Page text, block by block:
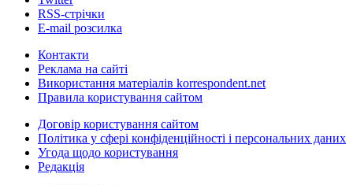
RSS-стрічки
E-mail розсилка
Контакти
Реклама на сайті
Використання матеріалів korrespondent.net
Правила користування сайтом
Договір користування сайтом
Політика у сфері конфіденційності і персональних даних
Угода щодо користування
Редакція